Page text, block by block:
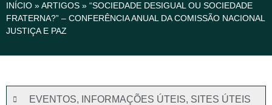
INÍCIO »ARTIGOS » “SOCIEDADE DESIGUAL OU SOCIEDADE
FRATERNA?” – CONFERÊNCIA ANUAL DA COMISSÃO NACIONAL
JUSTIÇA E PAZ
EVENTOS, INFORMAÇÕES ÚTEIS, SITES ÚTEIS